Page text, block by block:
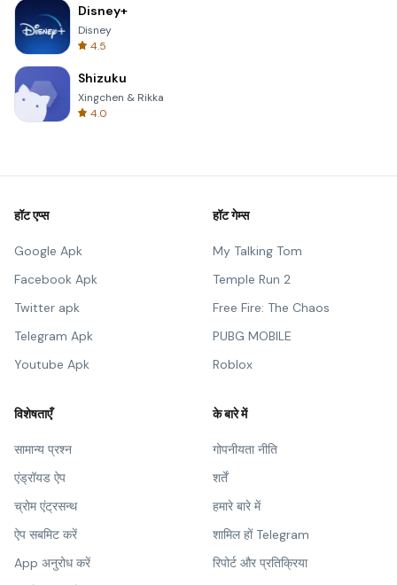
Disney+
Disney
4.5
Shizuku
Xingchen & Rikka
4.0
हॉट एप्स
Google Apk
Facebook Apk
Twitter apk
Telegram Apk
Youtube Apk
हॉट गेम्स
My Talking Tom
Temple Run 2
Free Fire: The Chaos
PUBG MOBILE
Roblox
विशेषताएँ
सामान्य प्रश्न
एंड्रॉयड ऐप
च्रोम एंट्रसन्थ
ऐप सबमिट करें
App अनुरोध करें
के बारे में
गोपनीयता नीति
शर्तें
हमारे बारे में
शामिल हों Telegram
रिपोर्ट और प्रतिक्रिया